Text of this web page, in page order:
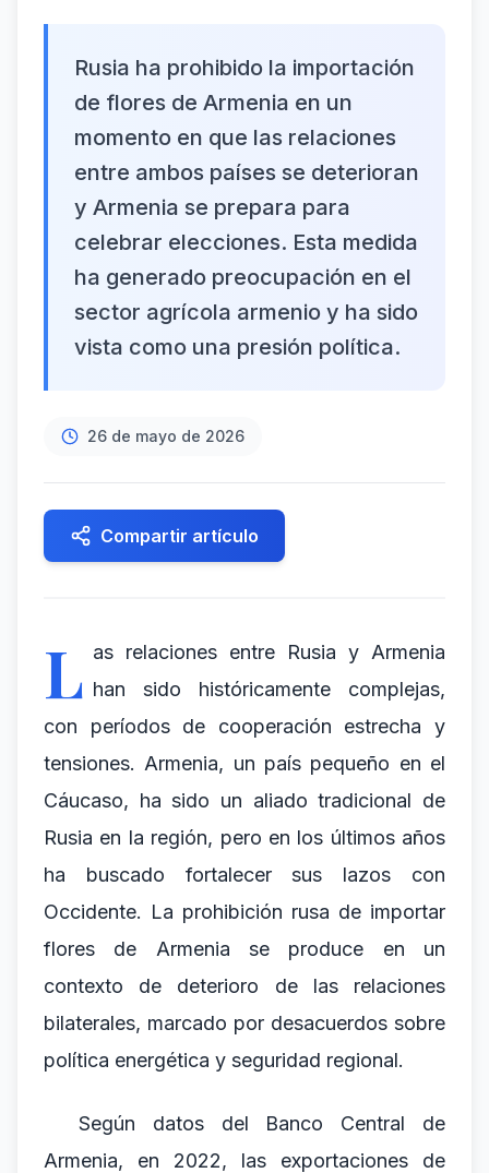
Rusia ha prohibido la importación
de flores de Armenia en un
momento en que las relaciones
entre ambos países se deterioran
y Armenia se prepara para
celebrar elecciones. Esta medida
ha generado preocupación en el
sector agrícola armenio y ha sido
vista como una presión política.
26 de mayo de 2026
Compartir artículo
L as relaciones entre Rusia y Armenia
han sido históricamente complejas,
con períodos de cooperación estrecha y
tensiones. Armenia, un país pequeño en el
Cáucaso, ha sido un aliado tradicional de
Rusia en la región, pero en los últimos años
ha buscado fortalecer sus lazos con
Occidente. La prohibición rusa de importar
flores de Armenia se produce en un
contexto de deterioro de las relaciones
bilaterales, marcado por desacuerdos sobre
política energética y seguridad regional.
Según datos del Banco Central de
Armenia, en 2022, las exportaciones de